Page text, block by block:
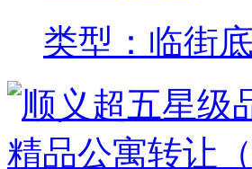
类型：临街